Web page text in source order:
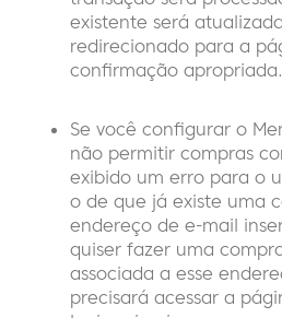
existente será
redirecionado para a
confirmação apropriada.
Se você configurar o
não permitir compras
exibido um erro para o
o de que já existe uma
endereço de e-mail
quiser fazer uma
associada a esse
precisará acessar a